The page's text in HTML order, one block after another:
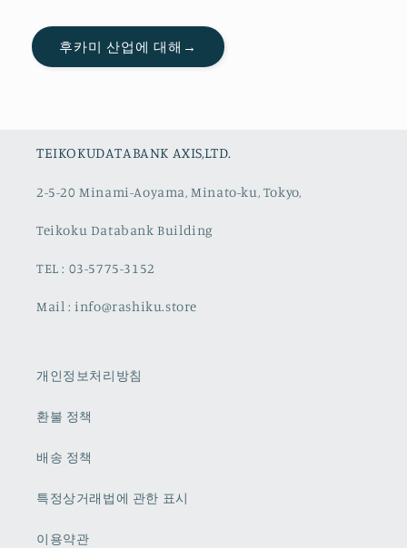
후카미 산업에 대해→
TEIKOKUDATABANK AXIS,LTD.
2-5-20 Minami-Aoyama, Minato-ku, Tokyo,
Teikoku Databank Building
TEL : 03-5775-3152
Mail : info@rashiku.store
개인정보처리방침
환불 정책
배송 정책
특정상거래법에 관한 표시
이용약관